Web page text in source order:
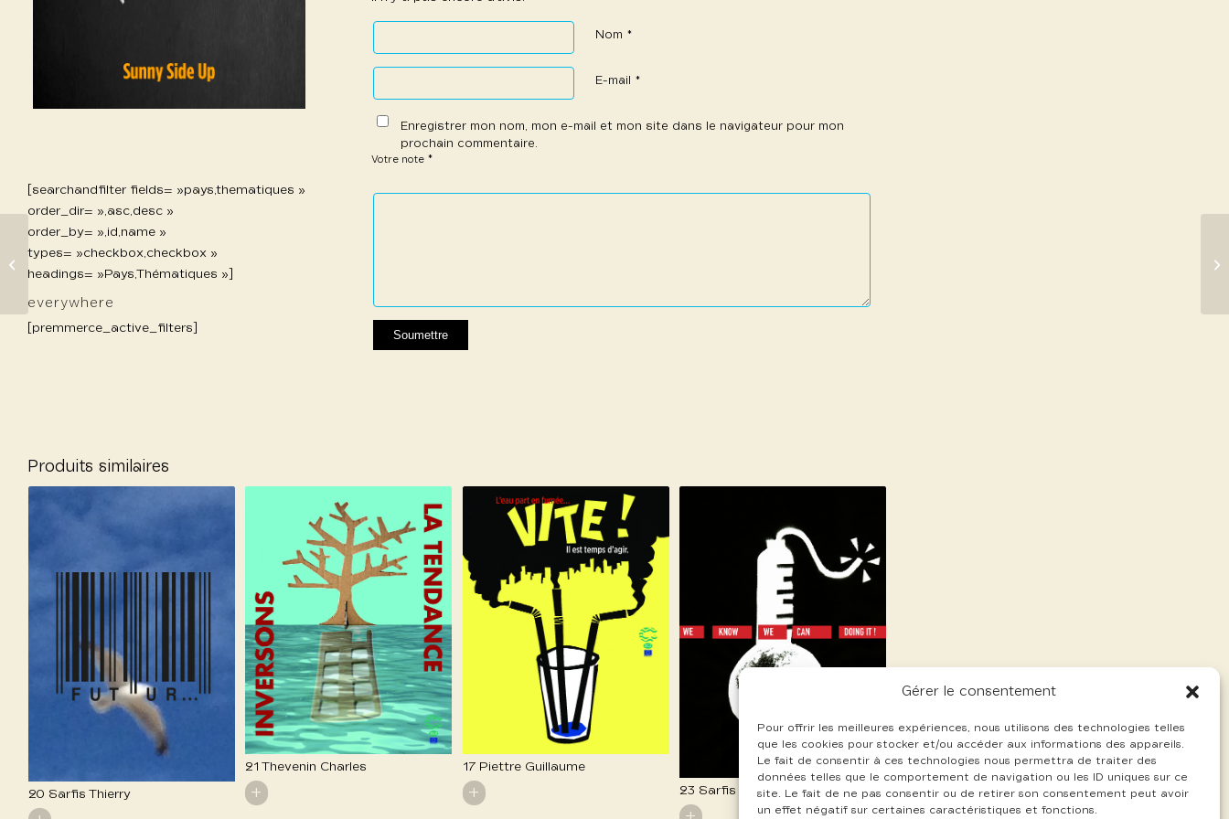
Gérer le consentement
Pour offrir les meilleures expériences, nous utilisons des technologies telles
que les cookies pour stocker et/ou accéder aux informations des appareils.
Le fait de consentir à ces technologies nous permettra de traiter des
données telles que le comportement de navigation ou les ID uniques sur ce
site. Le fait de ne pas consentir ou de retirer son consentement peut avoir
un effet négatif sur certaines caractéristiques et fonctions.
[searchandfilter fields= »pays,thematiques »
order_dir= »,asc,desc »
order_by= »,id,name »
types= »checkbox,checkbox »
headings= »Pays,Thématiques »]
everywhere
[premmerce_active_filters]
Nom *
E-mail *
Enregistrer mon nom, mon e-mail et mon site dans le navigateur pour mon
prochain commentaire.
Votre note *
1 étoile
2 étoiles
3 étoiles
4 étoiles
5 étoiles
Produits similaires
20 Sarfis Thierry
21 Thevenin Charles
+
17 Piettre Guillaume
+ 23 Sarfis Thierry